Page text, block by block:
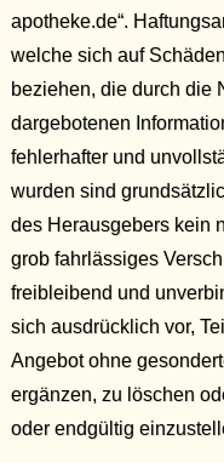
apotheke.de“.
welche sich auf
beziehen, die durch die
dargebotenen
fehlerhafter und
wurden sind
des Herausgebers kein
grob fahr­lässiges
freibleibend und
sich ausdrücklich vor,
Angebot ohne
ergänzen, zu löschen
oder endgültig